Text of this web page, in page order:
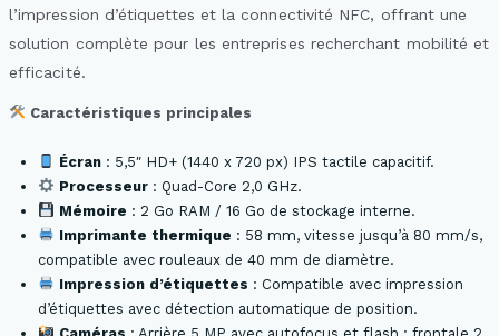
l’impression d’étiquettes et la connectivité NFC, offrant une
solution complète pour les entreprises recherchant mobilité et
efficacité.
Caractéristiques principales
Écran: 5,5″ HD+ (1440 x 720 px) IPS tactile capacitif.
Processeur: Quad-Core 2,0 GHz.
Mémoire : 2 Go RAM / 16 Go de stockage interne.
Imprimante thermique : 58 mm, vitesse jusqu’à 80 mm/s,
compatible avec rouleaux de 40 mm de diamètre.
Impression d’étiquettes : Compatible avec impression
d’étiquettes avec détection automatique de position.